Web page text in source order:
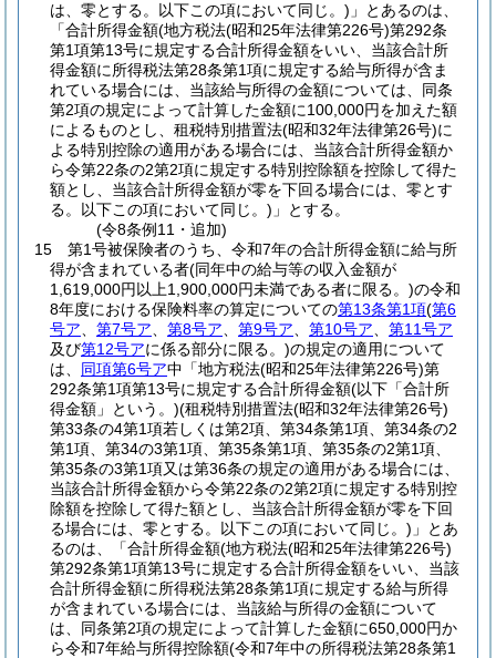
は、零とする。以下この項において同じ。) 」とあるのは、
「合計所得金額(地方税法(昭和25年法律第226号)第292条
第1項第13号に規定する合計所得金額をいい、当該合計所
得金額に所得税法第28条第1項に規定する給与所得が含ま
れている場合には、当該給与所得の金額については、同条
第2項の規定によって計算した金額に100,000円を加えた額
によるものとし、租税特別措置法(昭和32年法律第26号)に
よる特別控除の適用がある場合には、当該合計所得金額か
ら令第22条の2第2項に規定する特別控除額を控除して得た
額とし、当該合計所得金額が零を下回る場合には、零とす
る。以下この項において同じ。) 」とする。
(令8条例11・追加)
15
第1号被保険者のうち、令和7年の合計所得金額に給与所
得が含まれている者(同年中の給与等の収入金額が
1,619,000円以上1,900,000円未満である者に限る。)の令和
8年度における保険料率の算定についての第13条第1項(第6
号ア
第7号ア 第8号ア 第9号ア 第10号ア
第11号ア
及び第12号アに係る部分に限る。)の規定の適用について
は、 同項第6号ア中「地方税法(昭和25年法律第226号)第
292条第1項第13号に規定する合計所得金額(以下「合計所
得金額」という。)(租税特別措置法(昭和32年法律第26号)
第33条の4第1項若しくは第2項、第34条第1項、第34条の2
第1項、第34の3第1項、第35条第1項、第35条の2第1項、
第35条の3第1項又は第36条の規定の適用がある場合には、
当該合計所得金額から令第22条の2第2項に規定する特別控
除額を控除して得た額とし、当該合計所得金額が零を下回
る場合には、零とする。以下この項において同じ。) 」とあ
るのは、「合計所得金額(地方税法(昭和25年法律第226号)
第292条第1項第13号に規定する合計所得金額をいい、当該
合計所得金額に所得税法第28条第1項に規定する給与所得
が含まれている場合には、当該給与所得の金額について
は、同条第2項の規定によって計算した金額に650,000円か
ら令和7年給与所得控除額(令和7年中の所得税法第28条第1